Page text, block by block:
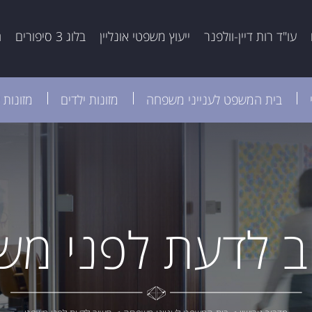
עו"ד רות דיין-וולפנר ייעוץ משפטי אונליין בלוג 3 סיפורים
בית המשפט לענייני משפחה מזונות ילדים
לדעת לפני